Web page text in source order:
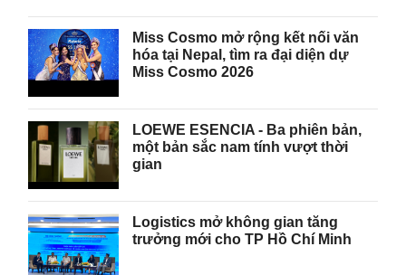
Miss Cosmo mở rộng kết nối văn
hóa tại Nepal, tìm ra đại diện dự
Miss Cosmo 2026
LOEWE ESENCIA - Ba phiên bản,
một bản sắc nam tính vượt thời
gian
Logistics mở không gian tăng
trưởng mới cho TP Hồ Chí Minh